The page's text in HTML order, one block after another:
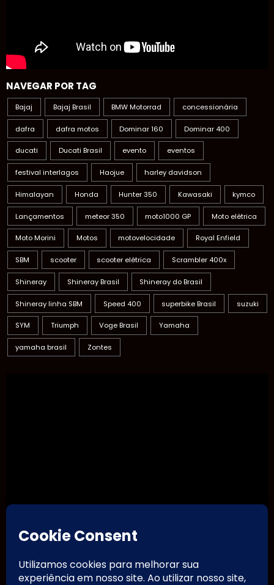
NAVEGAR POR TAG
Bajaj Bajaj Brasil BMW Motorrad concessionária
dafra dafra motos Dominar 160 Dominar 400
ducati Ducati Brasil evento eventos
festival interlagos Haojue harley davidson
Himalayan Honda Hunter 350 Kawasaki kymco
Lançamentos meteor 350 moto1000 GP Moto elétrica
Moto Morini Motos motovelocidade Royal Enfield
SBM scooter scooter elétrica Scrambler 400x
Shineray Shineray Brasil Shineray do Brasil
Shineray linha SBM Speed 400 superbike Brasil suzuki
SYM Triumph Voge Brasil Yamaha
yamaha brasil Zontes